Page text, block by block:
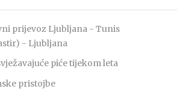
prijevoz Ljubljana - Tunis
- Ljubljana
piće tijekom leta
pristojbe